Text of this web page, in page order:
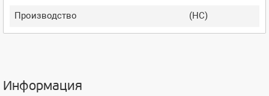
Производство
(HC)
Информация